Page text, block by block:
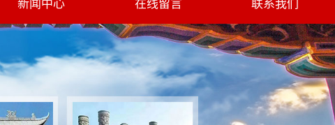
新闻中心 在线留言 联系我们